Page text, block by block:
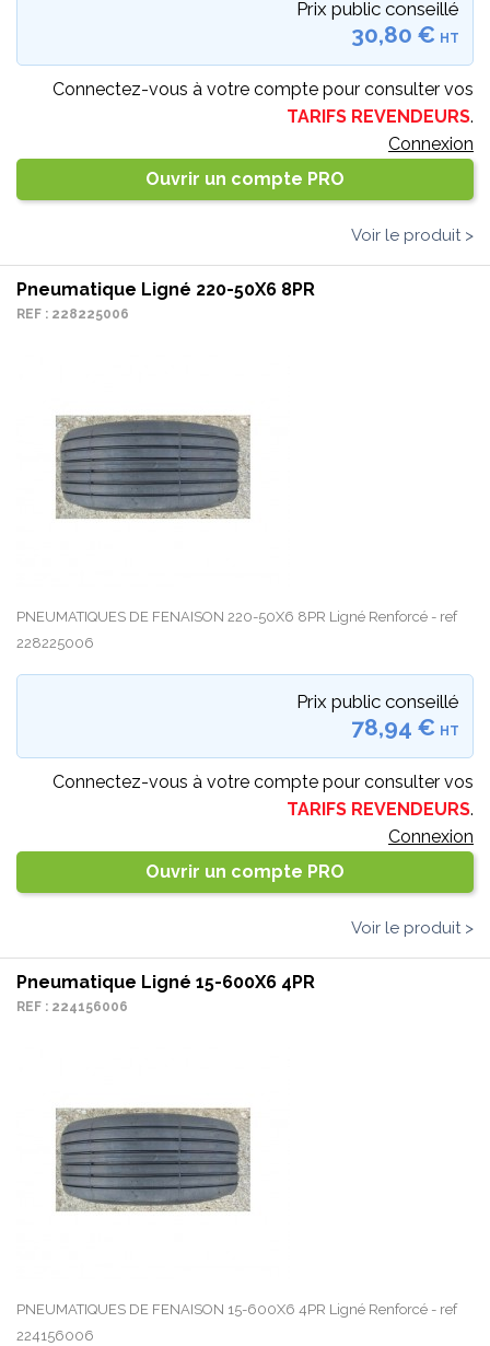
Prix public conseillé
30,80 € HT
Connectez-vous à votre compte pour consulter vos
TARIFS REVENDEURS.
Connexion
Ouvrir un compte PRO
Voir le produit >
Pneumatique Ligné 220-50X6 8PR
REF : 228225006
PNEUMATIQUES DE FENAISON 220-50X6 8PR Ligné Renforcé - ref
228225006
Prix public conseillé
78,94 € HT
Connectez-vous à votre compte pour consulter vos
TARIFS REVENDEURS.
Connexion
Ouvrir un compte PRO
Voir le produit >
Pneumatique Ligné 15-600X6 4PR
REF : 224156006
PNEUMATIQUES DE FENAISON 15-600X6 4PR Ligné Renforcé - ref
224156006